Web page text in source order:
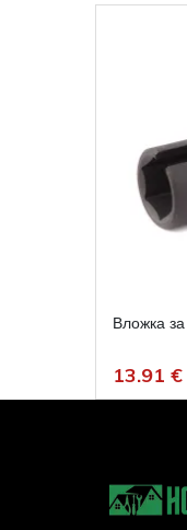
Вложка
13.91